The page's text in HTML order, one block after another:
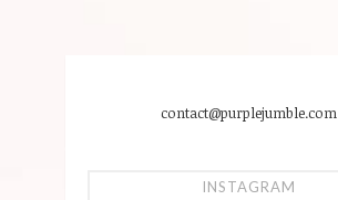
contact@purplejumble.com
INSTAGRAM